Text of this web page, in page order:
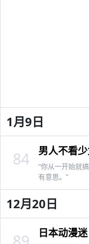
1月9日
男人不看
“你从一开始就
有意思。”
84
12月20日
日本动漫